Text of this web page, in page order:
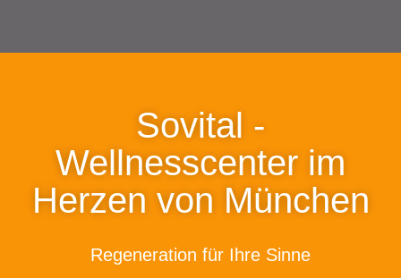
Sovital -
Wellnesscenter im
Herzen von München
Regeneration für Ihre Sinne